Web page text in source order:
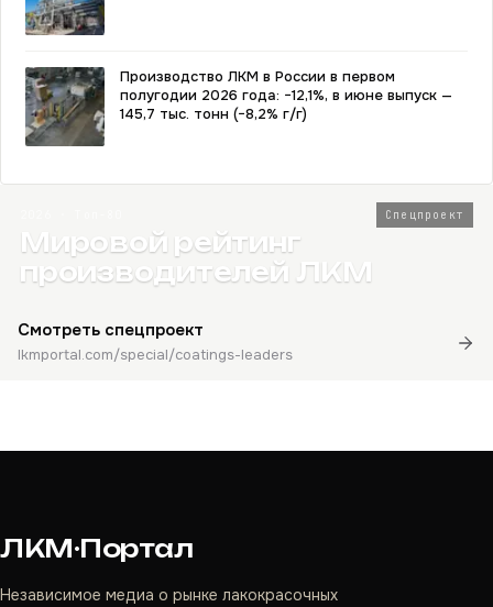
Производство ЛКМ в России в первом
полугодии 2026 года: −12,1%, в июне выпуск —
145,7 тыс. тонн (−8,2% г/г)
Спецпроект
Мировой рейтинг
производителей ЛКМ
Смотреть спецпроект
lkmportal.com/special/coatings-leaders
ЛКМ·Портал
Независимое медиа о рынке лакокрасочных